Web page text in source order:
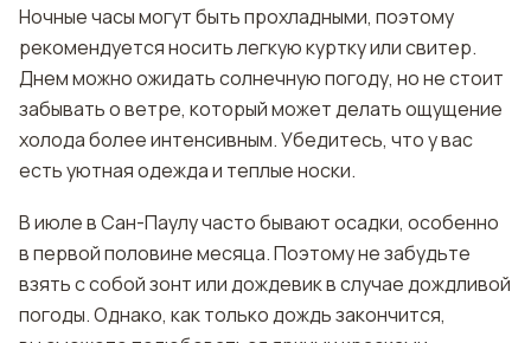
Ночные часы могут быть прохладными, поэтому
рекомендуется носить легкую куртку или свитер.
Днем можно ожидать солнечную погоду, но не стоит
забывать о ветре, который может делать ощущение
холода более интенсивным. Убедитесь, что у вас
есть уютная одежда и теплые носки.
В июле в Сан-Паулу часто бывают осадки, особенно
в первой половине месяца. Поэтому не забудьте
взять с собой зонт или дождевик в случае дождливой
погоды. Однако, как только дождь закончится,